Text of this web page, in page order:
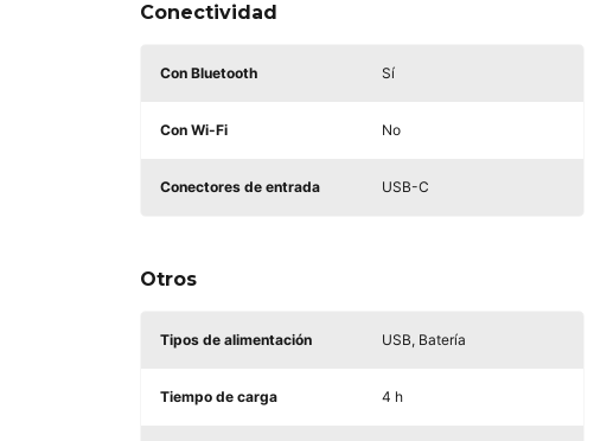
Conectividad
Con Bluetooth Sí
Con Wi-Fi No
Conectores de entrada USB-C
Otros
Tipos de alimentación USB, Batería
Tiempo de carga 4 h